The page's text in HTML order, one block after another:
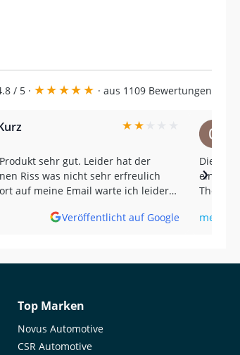
/ 5 · ★★★★★ · aus 1109 Bewertungen
★★
sehr gut. Leider hat der
Riss was nicht sehr erfreulich
auf meine Email warte ich leider
bemerkt. (Translated by
I'm still waiting for a reply to my
Veröffentlicht auf Google
Die
einen wirklich
The
mehr…
›
Top Marken
Novus Automotive
CSR Automotive